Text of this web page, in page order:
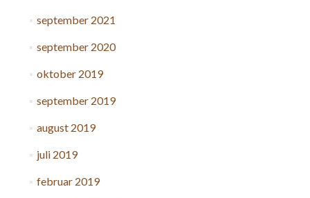
september 2021
september 2020
oktober 2019
september 2019
august 2019
juli 2019
februar 2019